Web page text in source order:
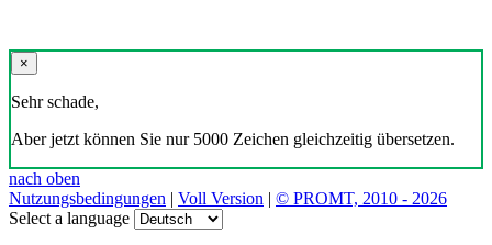
×
Sehr schade,
Aber jetzt können Sie nur 5000 Zeichen gleichzeitig übersetzen.
nach oben
Nutzungsbedingungen | Voll Version | © PROMT, 2010 - 2026
Select a language